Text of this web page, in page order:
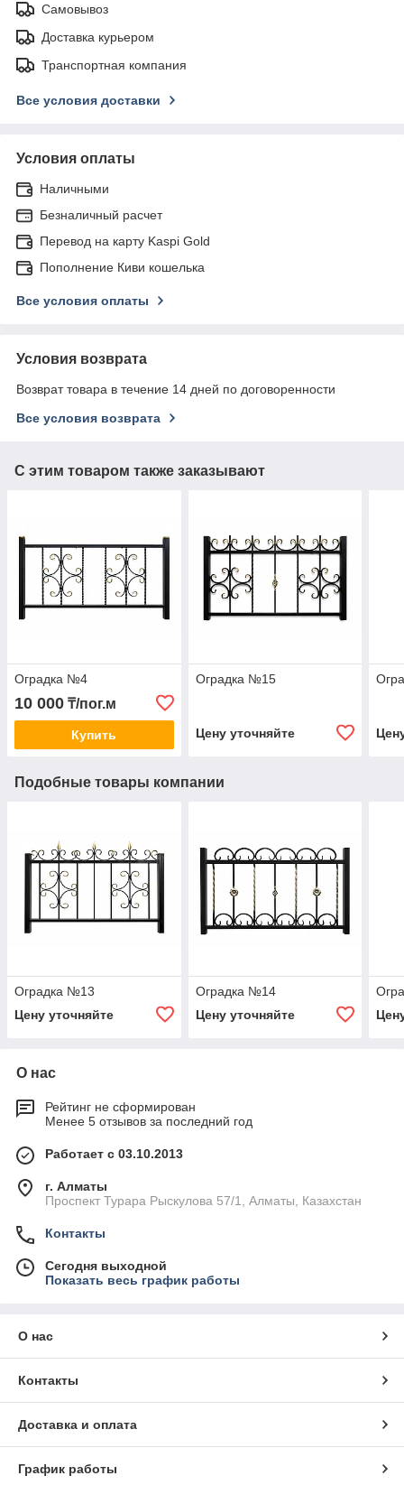
Самовывоз
Доставка курьером
Транспортная компания
Все условия доставки
Условия оплаты
Наличными
Безналичный расчет
Перевод на карту Kaspi Gold
Пополнение Киви кошелька
Все условия оплаты
Условия возврата
Возврат товара в течение 14 дней по договоренности
Все условия возврата
С этим товаром также заказывают
Оградка №4
10 000 ₸/пог.м
Купить
Оградка №15
Цену уточняйте
Подобные товары компании
Оградка №13
Цену уточняйте
Оградка №14
Цену уточняйте
О нас
Рейтинг не сформирован
Менее 5 отзывов за последний год
Работает с 03.10.2013
г. Алматы
Проспект Турара Рыскулова 57/1, Алматы, Казахстан
Контакты
Сегодня выходной
Показать весь график работы
О нас
Контакты
Доставка и оплата
График работы